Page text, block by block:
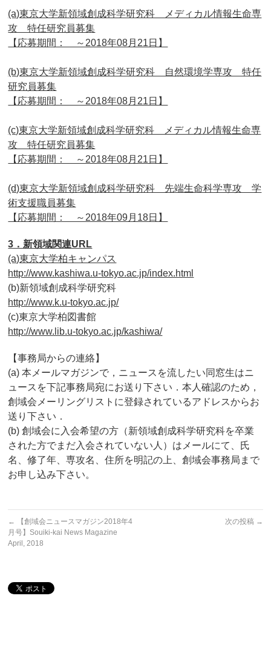
(a)東京大学新領域創成科学研究科 メディカル情報生命専
攻 特任研究員募集
【応募期間： ～2018年08月21日】
(b)東京大学新領域創成科学研究科 自然環境学専攻 特任
研究員募集
【応募期間： ～2018年08月21日】
(c)東京大学新領域創成科学研究科 メディカル情報生命専
攻 特任研究員募集
【応募期間： ～2018年08月21日】
(d)東京大学新領域創成科学研究科 先端生命科学専攻 学
術支援職員募集
【応募期間： ～2018年09月18日】
3．新領域関連URL
(a)東京大学柏キャンパス
http://www.kashiwa.u-tokyo.ac.jp/index.html
(b)新領域創成科学研究科
http://www.k.u-tokyo.ac.jp/
(c)東京大学柏図書館
http://www.lib.u-tokyo.ac.jp/kashiwa/
【事務局からの連絡】
(a) 本メールマガジンで，ニュースを流したい同窓生はニ
ュースを下記事務局宛にお送り下さい．本人確認のため，
創域会メーリングリストに登録されているアドレスからお
送り下さい．
(b) 創域会に入会希望の方（新領域創成科学研究科を卒業
された方でまだ入会されていない人）はメールにて、氏
名、修了年、専攻名、住所を明記の上、創域会事務局まで
お申し込み下さい。
←
【創域会ニュースマガジン2018年4
月号】Souiki-kai News Magazine
April, 2018
次の投稿 →